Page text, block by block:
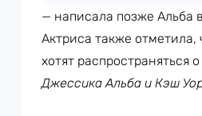
— написала позже Альба
Актриса также
хотят распространяться
Джессика Альба и Кэш